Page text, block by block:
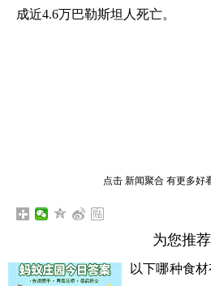
成近4.6万巴勒斯坦人死亡。
点击 新闻聚合有更多好
为您推荐
以下哪种食